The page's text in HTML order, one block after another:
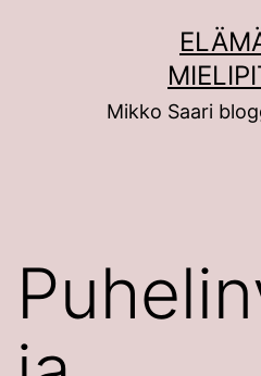
Mikko Saari